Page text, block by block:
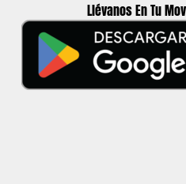
Llévanos En Tu